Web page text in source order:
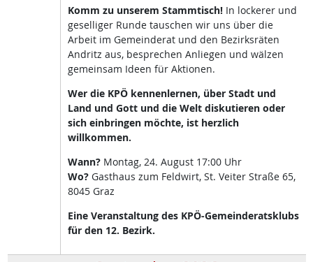
Komm zu unserem Stammtisch!In lockerer und
geselliger Runde tauschen wir uns über die
Arbeit im Gemeinderat und den Bezirksräten
Andritz aus, besprechen Anliegen und wälzen
gemeinsam Ideen für Aktionen.
Wer die KPÖ kennenlernen, über Stadt und
Land und Gott und die Welt diskutieren oder
sich einbringen möchte, ist herzlich
willkommen.
Wann?Montag, 24. August 17:00 Uhr
Wo?Gasthaus zum Feldwirt, St. Veiter Straße 65,
8045 Graz
Eine Veranstaltung des KPÖ-Gemeinderatsklubs
für den 12. Bezirk.